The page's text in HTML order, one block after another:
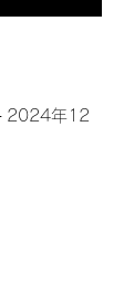
2024年12